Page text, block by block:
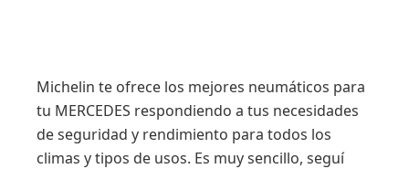
Michelin te ofrece los mejores neumáticos para
tu MERCEDES respondiendo a tus necesidades
de seguridad y rendimiento para todos los
climas y tipos de usos. Es muy sencillo, seguí